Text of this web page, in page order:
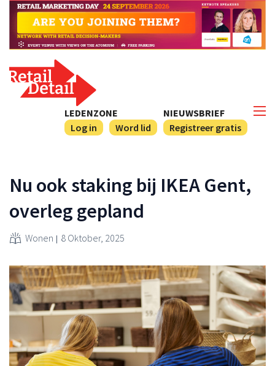
NIEUWSBRIEF
Registreer gratis
LEDENZONE
Log in
Word lid
Nu ook staking bij IKEA Gent,
overleg gepland
Wonen 8 Oktober, 2025